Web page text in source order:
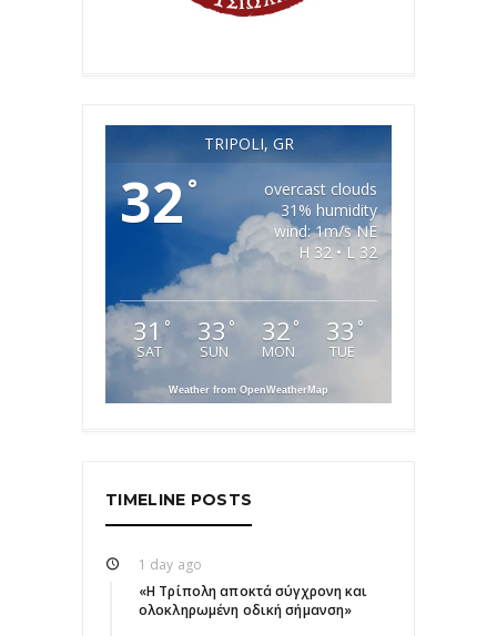
TRIPOLI, GR
32°
overcast clouds
31% humidity
wind: 1m/s NE
H 32 • L 32
31 °
SAT
33 °
SUN
32 °
MON
33 °
TUE
Weather from OpenWeatherMap
TIMELINE POSTS
1 day ago
«Η Τρίπολη αποκτά σύγχρονη και
ολοκληρωμένη οδική σήμανση»